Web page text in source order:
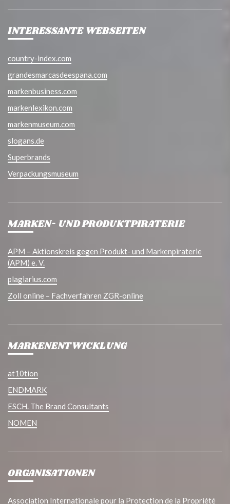
INTERESSANTE WEBSEITEN
country-index.com
grandesmarcasdeespana.com
markenbusiness.com
markenlexikon.com
markenmuseum.com
slogans.de
Superbrands
Verpackungsmuseum
MARKEN- UND PRODUKTPIRATERIE
APM – Aktionskreis gegen Produkt- und Markenpiraterie
(APM) e. V.
plagiarius.com
Zoll online – Fachverfahren ZGR-online
MARKENENTWICKLUNG
at10tion
ENDMARK
ESCH. The Brand Consultants
NOMEN
ORGANISATIONEN
Association Internationale pour la Protection de la Propriété